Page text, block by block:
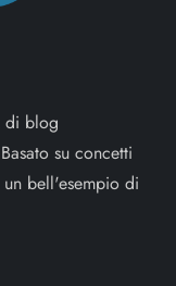
di blog
su concetti
bell'esempio di